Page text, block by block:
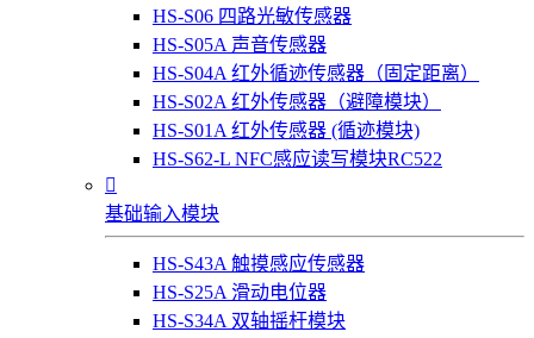
HS-S06 四路光敏传感器
HS-S05A 声音传感器
HS-S04A 红外循迹传感器（固定距离）
HS-S02A 红外传感器（避障模块）
HS-S01A 红外传感器 (循迹模块)
HS-S62-L NFC感应读写模块RC522

基础输入模块
HS-S43A 触摸感应传感器
HS-S25A 滑动电位器
HS-S34A 双轴摇杆模块